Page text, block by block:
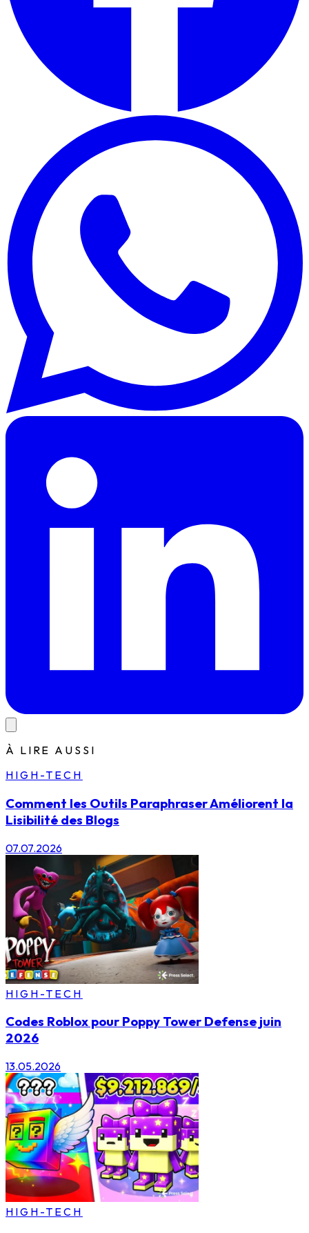
À LIRE AUSSI
HIGH-TECH
Comment les Outils Paraphraser Améliorent la
Lisibilité des Blogs
07.07.2026
HIGH-TECH
Codes Roblox pour Poppy Tower Defense juin
2026
13.05.2026
HIGH-TECH